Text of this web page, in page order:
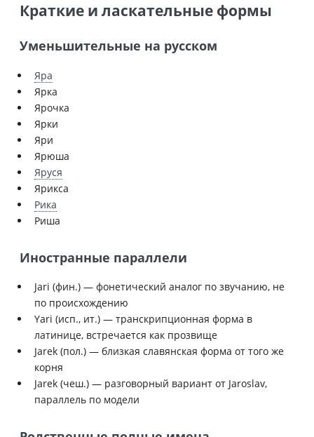
Краткие и ласкательные формы
Уменьшительные на русском
Яра
Ярка
Ярочка
Ярки
Яри
Ярюша
Яруся
Ярикса
Рика
Риша
Иностранные параллели
Jari (фин.) — фонетический аналог по звучанию, не
по происхождению
Yari (исп., ит.) — транскрипционная форма в
латинице, встречается как прозвище
Jarek (пол.) — близкая славянская форма от того же
корня
Jarek (чеш.) — разговорный вариант от Jaroslav,
параллель по модели